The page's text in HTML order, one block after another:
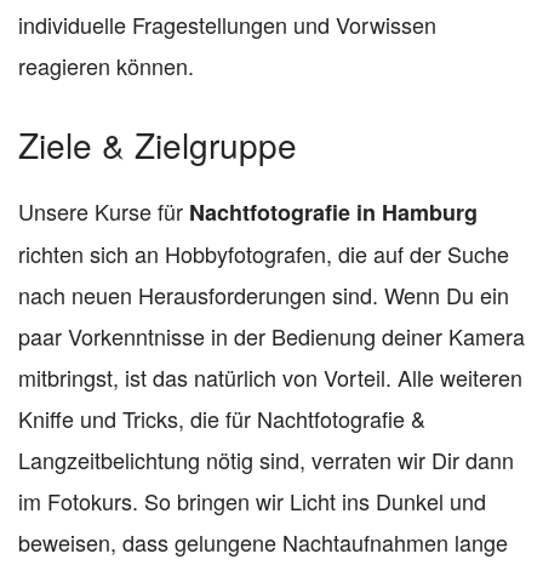
individuelle Fragestellungen und Vorwissen
reagieren können.
Ziele & Zielgruppe
Unsere Kurse für Nachtfotografie in Hamburg
richten sich an Hobbyfotografen, die auf der Suche
nach neuen Herausforderungen sind. Wenn Du ein
paar Vorkenntnisse in der Bedienung deiner Kamera
mitbringst, ist das natürlich von Vorteil. Alle weiteren
Kniffe und Tricks, die für Nachtfotografie &
Langzeitbelichtung nötig sind, verraten wir Dir dann
im Fotokurs. So bringen wir Licht ins Dunkel und
beweisen, dass gelungene Nachtaufnahmen lange